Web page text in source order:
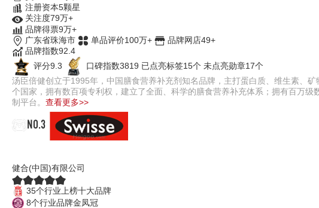
注册资本5颗星
关注度79万+
品牌得票9万+
广东省珠海市
单品评价100万+
品牌网店49+
品牌指数92.4
评分9.3
口碑指数3819 已点亮标签15个 未点亮勋章17个
汤臣倍健创立于1995年，中国膳食营养补充剂知名品牌，主打蛋白质、维生素、
个国家，拥有数百项专利权，建立了全面、科学的膳食营养补充体系；拥有百万
制平台。 查看更多>>
NO.3
健合(中国)有限公司
35个行业上榜十大品牌
8个行业品牌金凤冠